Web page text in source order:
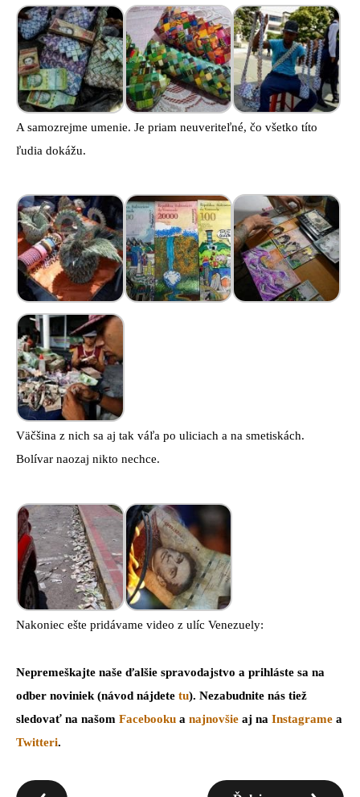
A samozrejme umenie. Je priam neuveriteľné, čo všetko títo
ľudia dokážu.
Väčšina z nich sa aj tak váľa po uliciach a na smetiskách.
Bolívar naozaj nikto nechce.
Nakoniec ešte pridávame video z ulíc Venezuely:
Nepremeškajte naše ďalšie spravodajstvo a prihláste sa na
odber noviniek (návod nájdete tu). Nezabudnite nás tiež
sledovať na našom Facebooku a najnovšie aj na Instagrame a
Twitteri.